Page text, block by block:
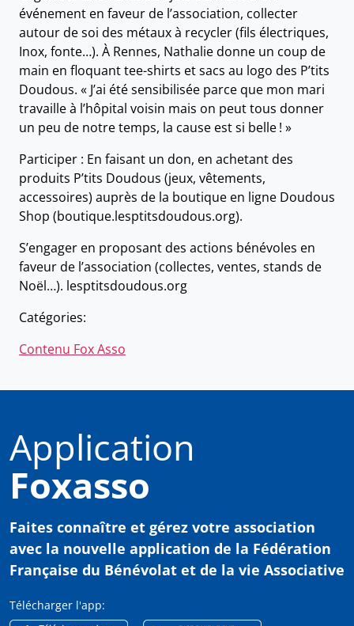
événement en faveur de l’association, collecter
autour de soi des métaux à recycler (fils électriques,
Inox, fonte…). À Rennes, Nathalie donne un coup de
main en floquant tee-shirts et sacs au logo des P’tits
Doudous. « J’ai été sensibilisée parce que mon mari
travaille à l’hôpital voisin mais on peut tous donner
un peu de notre temps, la cause est si belle ! »
Participer : En faisant un don, en achetant des
produits P’tits Doudous (jeux, vêtements,
accessoires) auprès de la boutique en ligne Doudous
Shop (boutique.lesptitsdoudous.org).
S’engager en proposant des actions bénévoles en
faveur de l’association (collectes, ventes, stands de
Noël…). lesptitsdoudous.org
Catégories:
Contenu Fox Asso
Application
Foxasso
Faites connaître et gérez votre association
avec la nouvelle application de la Fédération
Française du Bénévolat et de la vie Associative
Télécharger l'app: